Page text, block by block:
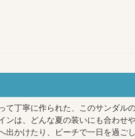
丁寧に作られた、このサンダル
は、どんな夏の装いにも合わせ
出かけたり、ビーチで一日を過ご